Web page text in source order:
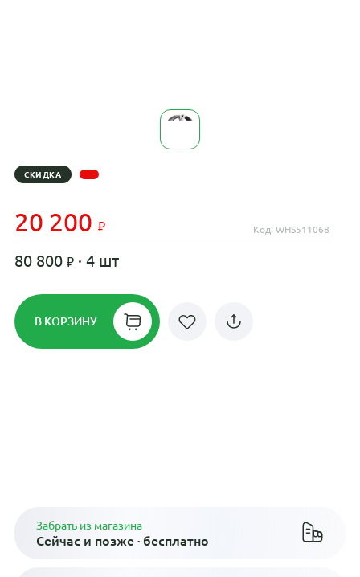
СКИДКА
20 200 Код: WHS511068
80 800 · 4 шт
В КОРЗИНУ
Забрать из магазина
Сейчас и позже · бесплатно